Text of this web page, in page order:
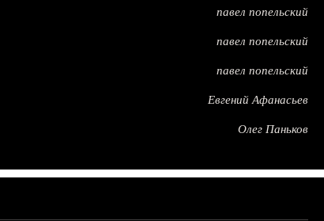
павел попельский
павел попельский
павел попельский
Евгений Афанасьев
Олег Паньков